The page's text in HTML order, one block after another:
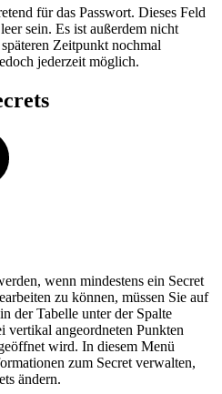
für das Passwort. Dieses Feld
sein. Es ist außerdem nicht
Zeitpunkt nochmal
jederzeit möglich.
wenn mindestens ein Secret
zu können, müssen Sie auf
der Tabelle unter der Spalte
vertikal angeordneten Punkten
wird. In diesem Menü
zum Secret verwalten,
ändern.